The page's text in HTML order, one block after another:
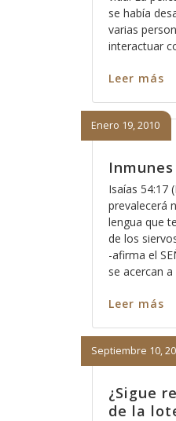
se había
varias
interactuar
Leer más
Inmunes
Enero 19, 2010
Isaías 54:17
prevalecerá
lengua que
de los
-afirma el
se acercan
Leer más
¿Sigue
de la
Septiembre 10,